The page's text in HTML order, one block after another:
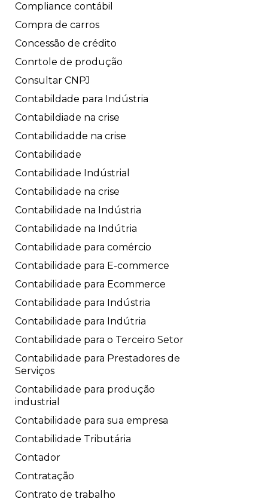
Compliance contábil
Compra de carros
Concessão de crédito
Conrtole de produção
Consultar CNPJ
Contabildade para Indústria
Contabildiade na crise
Contabilidadde na crise
Contabilidade
Contabilidade Indústrial
Contabilidade na crise
Contabilidade na Indústria
Contabilidade na Indútria
Contabilidade para comércio
Contabilidade para E-commerce
Contabilidade para Ecommerce
Contabilidade para Indústria
Contabilidade para Indútria
Contabilidade para o Terceiro Setor
Contabilidade para Prestadores de
Serviços
Contabilidade para produção
industrial
Contabilidade para sua empresa
Contabilidade Tributária
Contador
Contratação
Contrato de trabalho